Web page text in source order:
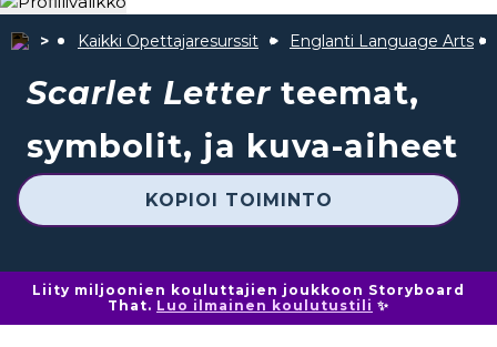
Kaikki Opettajaresurssit Englanti Language Arts
Scarlet Letterteemat,
symbolit, ja kuva-aiheet
KOPIOI TOIMINTO
Liity miljoonien kouluttajien joukkoon Storyboard
That. Luo ilmainen koulutustili ✨